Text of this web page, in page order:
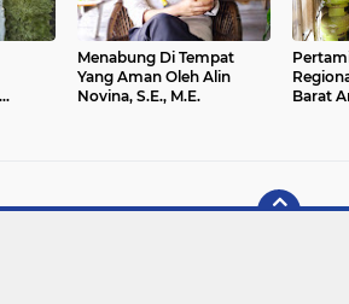
Menabung Di Tempat
Yang Aman Oleh Alin
Novina, S.E., M.E.
Barat